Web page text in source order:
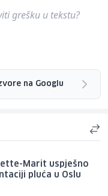
grešku u tekstu?
na Googlu
Marit uspješno
pluća u Oslu